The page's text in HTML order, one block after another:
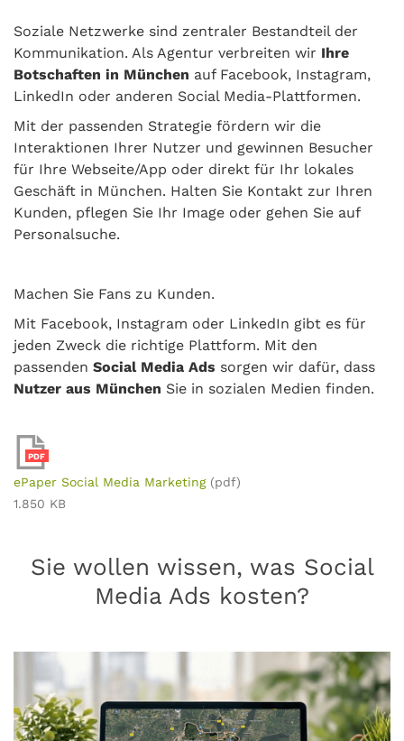
Soziale Netzwerke sind zentraler Bestandteil der
Kommunikation. Als Agentur verbreiten wir Ihre
Botschaften in München auf Facebook, Instagram,
LinkedIn oder anderen Social Media-Plattformen.
Mit der passenden Strategie fördern wir die
Interaktionen Ihrer Nutzer und gewinnen Besucher
für Ihre Webseite/App oder direkt für Ihr lokales
Geschäft in München. Halten Sie Kontakt zur Ihren
Kunden, pflegen Sie Ihr Image oder gehen Sie auf
Personalsuche.
Machen Sie Fans zu Kunden.
Mit Facebook, Instagram oder LinkedIn gibt es für
jeden Zweck die richtige Plattform. Mit den
passenden Social Media Ads sorgen wir dafür, dass
Nutzer aus München Sie in sozialen Medien finden.
PDF
ePaper Social Media Marketing (pdf)
1.850 KB
Sie wollen wissen, was Social
Media Ads kosten?